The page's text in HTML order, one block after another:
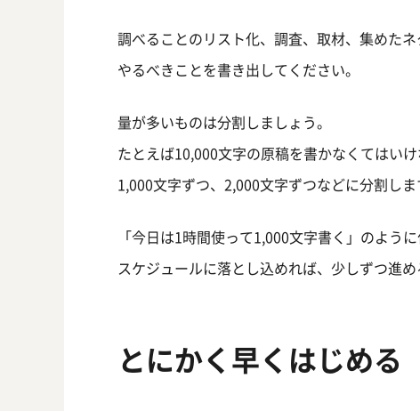
調べることのリスト化、調査、取材、集めた
やるべきことを書き出してください。
量が多いものは分割しましょう。
たとえば10,000文字の原稿を書かなくてはいけ
1,000文字ずつ、2,000文字ずつなどに分割しま
「今日は1時間使って1,000文字書く」のよう
スケジュールに落とし込めれば、少しずつ進め
とにかく早くはじめる